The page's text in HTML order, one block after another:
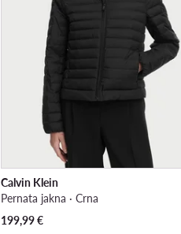
Calvin Klein
Pernata jakna · Crna
199,99€